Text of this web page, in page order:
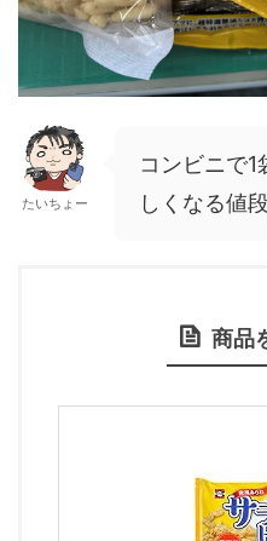
たいちょー
コンビニで1
しくなる値
商品